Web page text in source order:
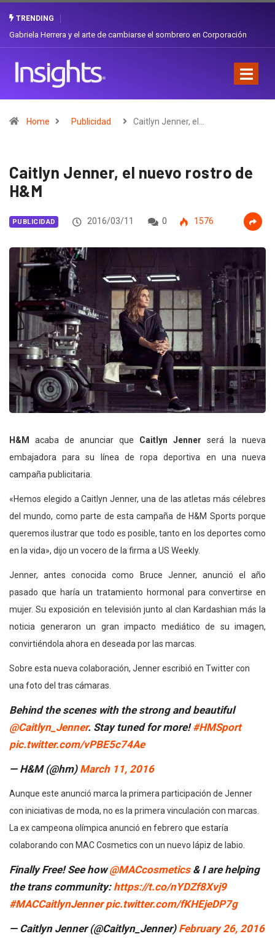
TRENDING
Gabriela Herrera y el arte de cambiarse el sombrero en Corporación
Home Publicidad Caitlyn Jenner, el…
Caitlyn Jenner, el nuevo rostro de
H&M
PUBLICIDAD 2016/03/11 0 1576
H&M acaba de anunciar que Caitlyn Jenner será la nueva
embajadora para su línea de ropa deportiva en una nueva
campaña publicitaria.
«Hemos elegido a Caitlyn Jenner, una de las atletas más célebres
del mundo, como parte de esta campaña de H&M Sports porque
queremos ilustrar que todo es posible, tanto en los deportes como
en la vida», dijo un vocero de la firma a US Weekly.
Jenner, antes conocida como Bruce Jenner, anunció el año
pasado que haría un tratamiento hormonal para convertirse en
mujer. Su exposición en televisión junto al clan Kardashian más la
noticia generaron un gran impacto mediático de su imagen,
convirtiéndola ahora en deseada por las marcas.
Sobre esta nueva colaboración, Jenner escribió en Twitter con
una foto del tras cámaras.
Behind the scenes with the strong and beautiful
@Caitlyn_Jenner. Stay tuned for more!#HMSport
pic.twitter.com/vPBE5c74Ae
— H&M (@hm) March 11, 2016
Aunque este anunció marca la primera participación de Jenner
con iniciativas de moda, no es la primera vinculación con marcas.
La ex campeona olímpica anunció en febrero que estaría
colaborando con MAC Cosmetics con un nuevo lápiz de labio.
Finally Free! See how@MACcosmetics& I are helping
the trans community: https://t.co/nYDZf8Xvj9
#MACCaitlynJenner pic.twitter.com/fKHEjeDP7g
— Caitlyn Jenner (@Caitlyn_Jenner) February 26, 2016